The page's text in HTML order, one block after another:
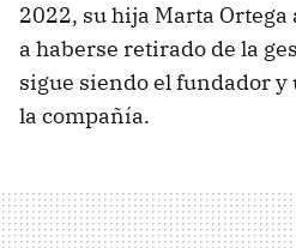
2022, su hija Marta Ortega
a haberse retirado de la
sigue siendo el fundador y
la compañía.